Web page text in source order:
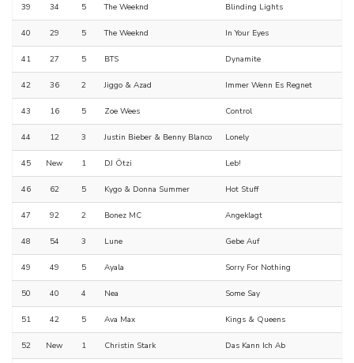
39 34 5 The Weeknd Blinding Lights
40 29 5 The Weeknd In Your Eyes
41 27 5 BTS Dynamite
42 36 2 Jiggo & Azad Immer Wenn Es Regnet
43 16 5 Zoe Wees Control
44 12 3 Justin Bieber & Benny Blanco Lonely
45 New 1 DJ Ötzi Leb!
46 62 5 Kygo & Donna Summer Hot Stuff
47 92 2 Bonez MC Angeklagt
48 54 3 Lune Gebe Auf
49 49 5 Ayala Sorry For Nothing
50 40 4 Nea Some Say
51 42 5 Ava Max Kings & Queens
52 New 1 Christin Stark Das Kann Ich Ab